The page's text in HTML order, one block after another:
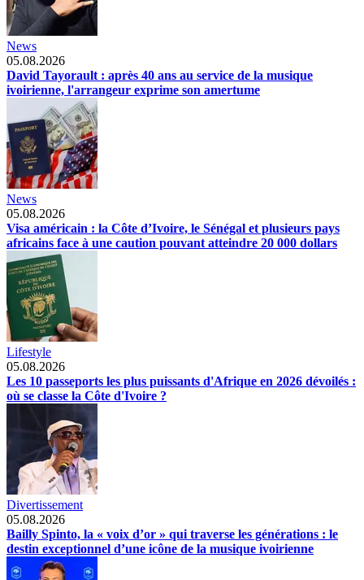
News
05.08.2026
David Tayorault : après 40 ans au service de la musique
ivoirienne, l'arrangeur exprime son amertume
News
05.08.2026
Visa américain : la Côte d’Ivoire, le Sénégal et plusieurs pays
africains face à une caution pouvant atteindre 20 000 dollars
Lifestyle
05.08.2026
Les 10 passeports les plus puissants d'Afrique en 2026 dévoilés :
où se classe la Côte d'Ivoire ?
Divertissement
05.08.2026
Bailly Spinto, la « voix d’or » qui traverse les générations : le
destin exceptionnel d’une icône de la musique ivoirienne